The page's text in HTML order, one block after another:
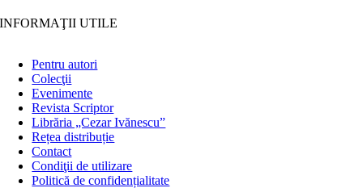
INFORMAŢII UTILE
Pentru autori
Colecţii
Evenimente
Revista Scriptor
Librăria „Cezar Ivănescu”
Rețea distribuție
Contact
Condiţii de utilizare
Politică de confidențialitate